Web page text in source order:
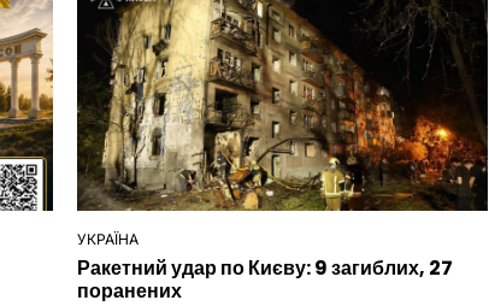
ОПУБЛІКУВАТИ
У
УКРАЇНА
Ракетний удар по Києву: 9 загиблих, 27
поранених